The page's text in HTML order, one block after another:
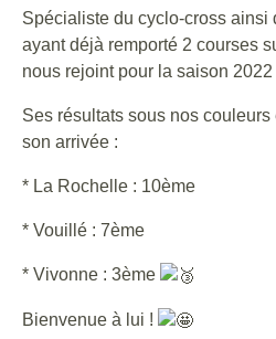
Spécialiste du cyclo-cross ainsi
ayant déjà remporté 2 courses
nous rejoint pour la saison 2022
Ses résultats sous nos
son arrivée :
* La Rochelle : 10ème
* Vouillé : 7ème
* Vivonne : 3ème
Bienvenue à lui !